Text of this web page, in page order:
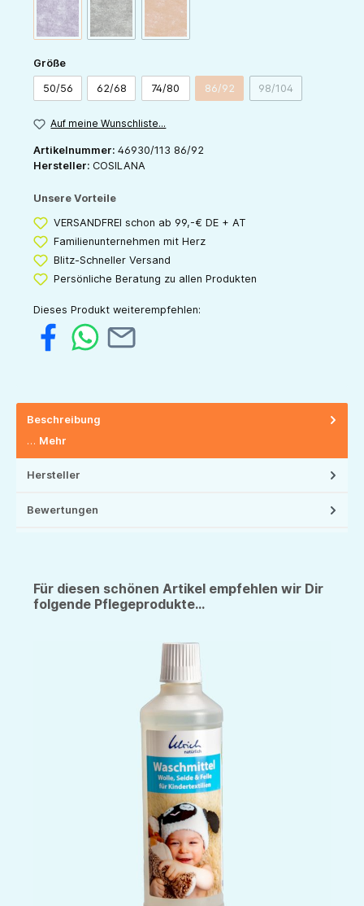
pflaume-melange
(Diese Option ist zurzeit nicht verfügbar.)
schoko-melange
(Diese Option ist zurzeit nicht verfügbar.)
(Diese Option ist zurzeit nicht verfügbar.)
Größeauswählen
50/56 62/68 74/80 86/92(Diese Option ist zurzeit nicht
98/104(Diese Option ist
Auf meine Wunschliste...
Artikelnummer: 46930/113 86/92
Hersteller: COSILANA
Unsere Vorteile
VERSANDFREI schon ab 99,-€ DE + AT
Familienunternehmen mit Herz
Blitz-Schneller Versand
Persönliche Beratung zu allen Produkten
Dieses Produkt weiterempfehlen:
Beschreibung
… Mehr
Hersteller
Bewertungen
Für diesen schönen Artikel empfehlen wir Dir
folgende Pflegeprodukte...